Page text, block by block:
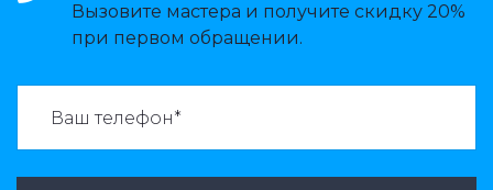
Вызовите мастера и получите скидку 20%
при первом обращении.